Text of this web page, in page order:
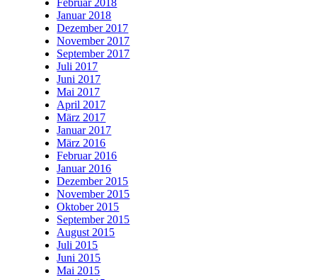
Januar 2018
Dezember 2017
November 2017
September 2017
Juli 2017
Juni 2017
Mai 2017
April 2017
März 2017
Januar 2017
März 2016
Februar 2016
Januar 2016
Dezember 2015
November 2015
Oktober 2015
September 2015
August 2015
Juli 2015
Juni 2015
Mai 2015